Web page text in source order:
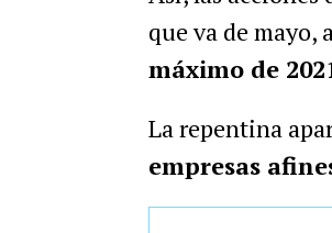
que va de mayo,
máximo de
La repentina
empresas